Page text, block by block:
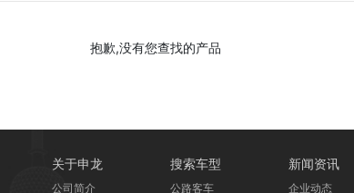
抱歉,没有您查找的产品
关于申龙
公司简介
搜索车型
公路客车
新闻资讯
企业动态